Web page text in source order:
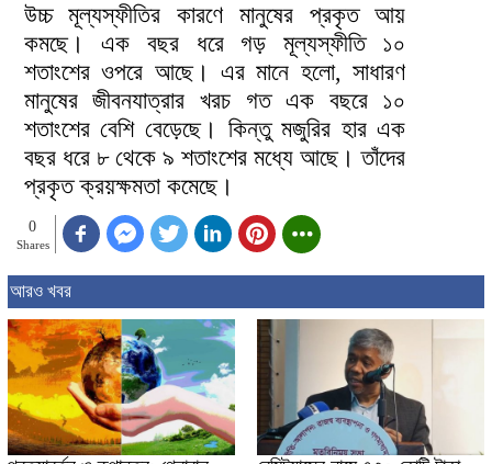
উচ্চ মূল্যস্ফীতির কারণে মানুষের প্রকৃত আয়
কমছে। এক বছর ধরে গড় মূল্যস্ফীতি ১০
শতাংশের ওপরে আছে। এর মানে হলো, সাধারণ
মানুষের জীবনযাত্রার খরচ গত এক বছরে ১০
শতাংশের বেশি বেড়েছে। কিন্তু মজুরির হার এক
বছর ধরে ৮ থেকে ৯ শতাংশের মধ্যে আছে। তাঁদের
প্রকৃত ক্রয়ক্ষমতা কমেছে।
0
Shares
আরও খবর